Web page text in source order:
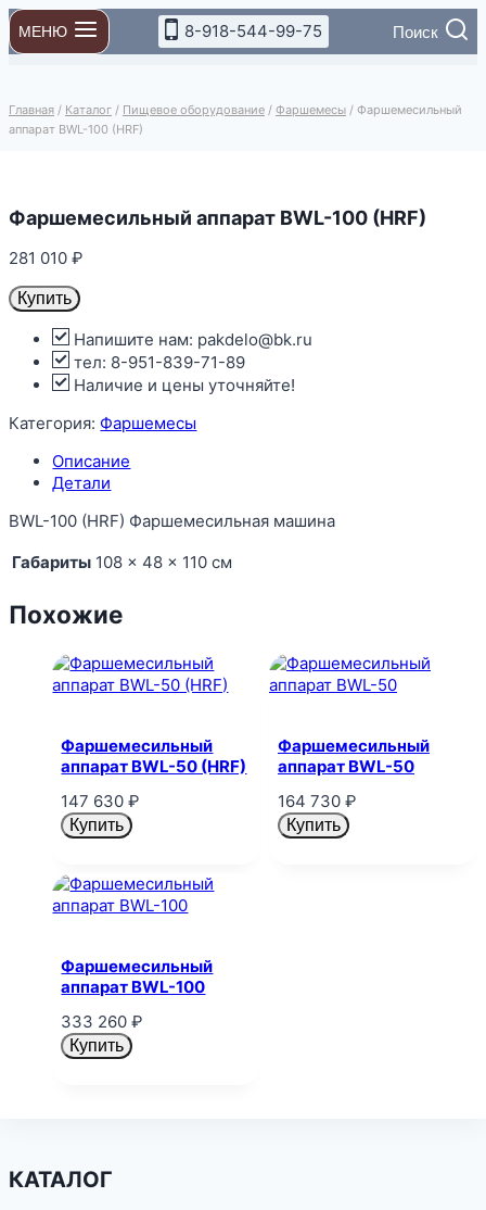
Перейти
к
содержимому
МЕНЮ 8-918-544-99-75 Поиск
Главная / Каталог / Пищевое оборудование / Фаршемесы / Фаршемесильный
аппарат BWL-100 (HRF)
Фаршемесильный аппарат BWL-100 (HRF)
281 010₽
Купить
Напишите нам: pakdelo@bk.ru
тел: 8-951-839-71-89
Наличие и цены уточняйте!
Категория: Фаршемесы
Описание
Детали
BWL-100 (HRF) Фаршемесильная машина
Габариты 108 × 48 × 110 см
Похожие
Фаршемесильный
аппарат BWL-50 (HRF)
147 630₽
Купить
Фаршемесильный
аппарат BWL-50
164 730 ₽
Купить
Фаршемесильный
аппарат BWL-100
333 260₽
Купить
КАТАЛОГ